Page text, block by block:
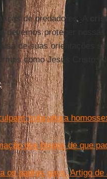
de predadores. A
devemos proteger
de suas orientações
como Jesus Cristo.
'subcultura
dos bispos de que
os padres gays. Artigo